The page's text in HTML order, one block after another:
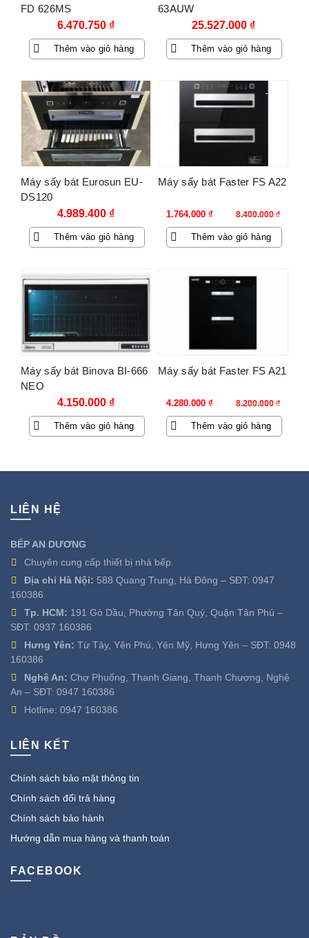
FD 626MS
6.470.750 ₫
Thêm vào giỏ hàng
63AUW
25.527.000 ₫
Thêm vào giỏ hàng
Máy sấy bát Eurosun EU-
DS120
4.989.400 ₫
Thêm vào giỏ hàng
-79%
Máy sấy bát Faster FS A22
8.400.000₫
Giá
gốc
là:
1.764.000 ₫
Giá
hiện
tại
Thêm vào giỏ hàng
Máy sấy bát Binova BI-666
NEO
4.150.000 ₫
Thêm vào giỏ hàng
Máy sấy bát Faster FS A21
8.200.000₫
Giá
gốc
là:
4.280.000 ₫
Giá
hiện
tại
Thêm vào giỏ hàng
LIÊN HỆ
BẾP AN DƯƠNG
Chuyên cung cấp thiết bị nhà bếp.
Địa chỉ Hà Nội: 588 Quang Trung, Hà Đông – SĐT: 0947
160386
Tp. HCM: 191 Gò Dầu, Phường Tân Quý, Quận Tân Phú –
SĐT: 0937 160386
Hưng Yên: Từ Tây, Yên Phú, Yên Mỹ, Hưng Yên – SĐT: 0948
160386
Nghệ An: Chợ Phuống, Thanh Giang, Thanh Chương, Nghệ
An – SĐT: 0947 160386
Hotline: 0947 160386
LIÊN KẾT
Chính sách bảo mật thông tin
Chính sách đổi trả hàng
Chính sách bảo hành
Hướng dẫn mua hàng và thanh toán
FACEBOOK